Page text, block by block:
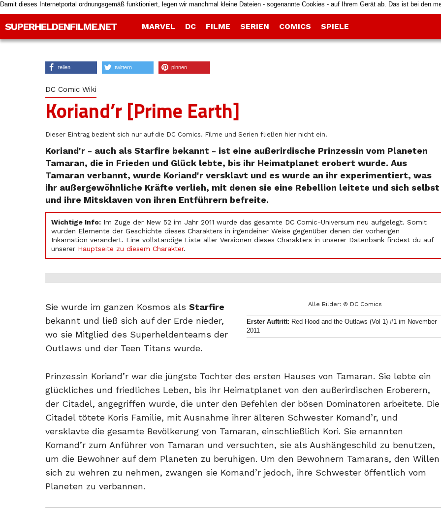
Damit dieses Internetportal ordnungsgemäß funktioniert, legen wir manchmal kleine Dateien - sogenannte Cookies - auf Ihrem Gerät ab. Das ist bei den
SUPERHELDENFILME.NET MARVEL DC FILME SERIEN COMICS SPIELE
teilen twittern pinnen
DC Comic Wiki
Koriand’r [Prime Earth]
Dieser Eintrag bezieht sich nur auf die DC Comics. Filme und Serien fließen hier nicht ein.
Koriand'r - auch als Starfire bekannt - ist eine außerirdische Prinzessin vom Planeten
Tamaran, die in Frieden und Glück lebte, bis ihr Heimatplanet erobert wurde. Aus
Tamaran verbannt, wurde Koriand'r versklavt und es wurde an ihr experimentiert, was
ihr außergewöhnliche Kräfte verlieh, mit denen sie eine Rebellion leitete und sich selbst
und ihre Mitsklaven von ihren Entführern befreite.
Wichtige Info: Im Zuge der New 52 im Jahr 2011 wurde das gesamte DC Comic-Universum neu aufgelegt. Somit
wurden Elemente der Geschichte dieses Charakters in irgendeiner Weise gegenüber denen der vorherigen
Inkarnation verändert. Eine vollständige Liste aller Versionen dieses Charakters in unserer Datenbank findest du auf
unserer Hauptseite zu diesem Charakter.
Alle Bilder: © DC Comics
Erster Auftritt: Red Hood and the Outlaws (Vol 1) #1 im November
2011
Sie wurde im ganzen Kosmos als Starfire
bekannt und ließ sich auf der Erde nieder,
wo sie Mitglied des Superheldenteams der
Outlaws und der Teen Titans wurde.
Prinzessin Koriand’r war die jüngste Tochter des ersten Hauses von Tamaran. Sie lebte ein
glückliches und friedliches Leben, bis ihr Heimatplanet von den außerirdischen Eroberern,
der Citadel, angegriffen wurde, die unter den Befehlen der bösen Dominatoren arbeitete. Die
Citadel tötete Koris Familie, mit Ausnahme ihrer älteren Schwester Komand’r, und
versklavte die gesamte Bevölkerung von Tamaran, einschließlich Kori. Sie ernannten
Komand’r zum Anführer von Tamaran und versuchten, sie als Aushängeschild zu benutzen,
um die Bewohner auf dem Planeten zu beruhigen. Um den Bewohnern Tamarans, den Willen
sich zu wehren zu nehmen, zwangen sie Komand’r jedoch, ihre Schwester öffentlich vom
Planeten zu verbannen.